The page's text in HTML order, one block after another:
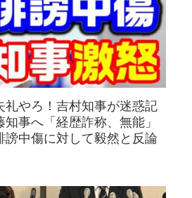
礼やろ！吉村知事が迷惑記
事へ「経歴詐称、無能」
謗中傷に対して毅然と反論